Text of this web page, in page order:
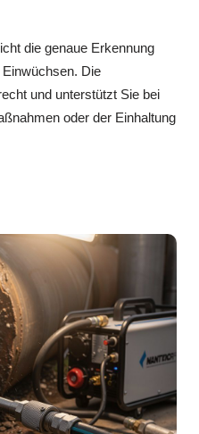
die genaue Erkennung
Die
und unterstützt Sie bei
oder der Einhaltung